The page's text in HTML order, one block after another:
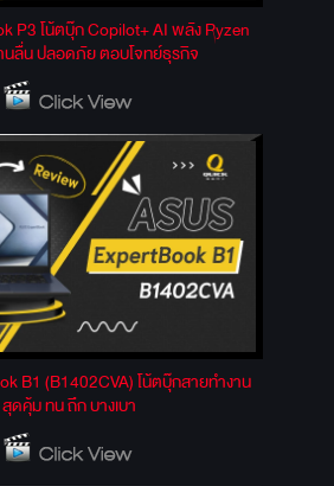
P3 โน้ตบุ๊ก Copilot+ AI พลัง Ryzen
นลื่น ปลอดภัย ตอบโจทย์ธุรกิจ
B1 (B1402CVA) โน้ตบุ๊กสายทำงาน
สุดคุ้ม ทน ถึก บางเบา